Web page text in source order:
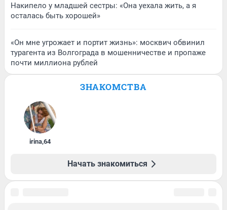
Накипело у младшей сестры: «Она уехала жить, а я
осталась быть хорошей»
«Он мне угрожает и портит жизнь»: москвич обвинил
турагента из Волгограда в мошенничестве и пропаже
почти миллиона рублей
ЗНАКОМСТВА
irina,64
Начать знакомиться